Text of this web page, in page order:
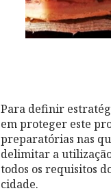
Para definir
em proteger este
preparatórias nas
delimitar a
todos os requisitos
cidade.